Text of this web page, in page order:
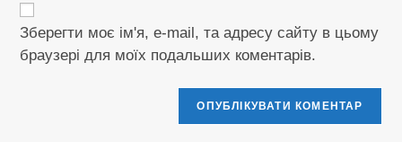
(необов’язково)
Зберегти моє ім'я, e-mail, та адресу сайту в цьому
браузері для моїх подальших коментарів.